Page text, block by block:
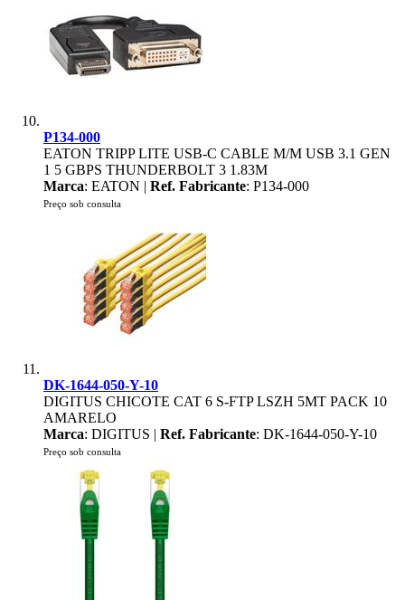
P134-000
EATON TRIPP LITE USB-C CABLE M/M USB 3.1 GEN
1 5 GBPS THUNDERBOLT 3 1.83M
Marca: EATON | Ref. Fabricante: P134-000
Preço sob consulta
DK-1644-050-Y-10
DIGITUS CHICOTE CAT 6 S-FTP LSZH 5MT PACK 10
AMARELO
Marca: DIGITUS | Ref. Fabricante: DK-1644-050-Y-10
Preço sob consulta